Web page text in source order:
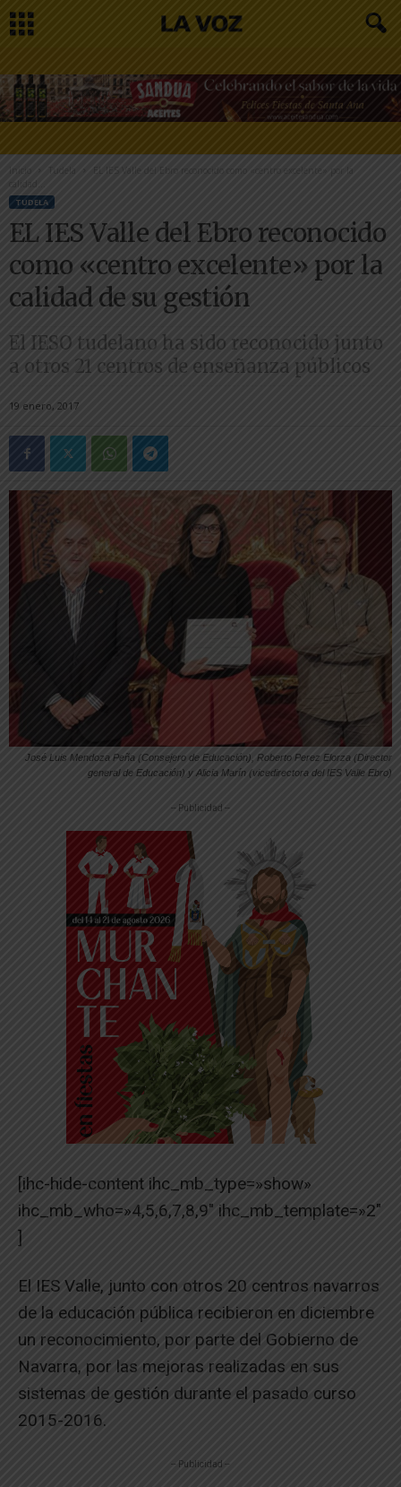
Inicio Tudela
EL IES Valle del Ebro reconocido como «centro excelente» por la
calidad...
TUDELA
EL IES Valle del Ebro reconocido
como «centro excelente» por la
calidad de su gestión
El IESO tudelano ha sido reconocido junto
a otros 21 centros de enseñanza públicos
19 enero, 2017
José Luis Mendoza Peña (Consejero de Educación), Roberto Perez Elorza (Director
general de Educación) y Alicia Marín (vicedirectora del IES Valle Ebro)
-- Publicidad --
[ihc-hide-content ihc_mb_type=»show»
ihc_mb_who=»4,5,6,7,8,9″ ihc_mb_template=»2″
]
El IES Valle, junto con otros 20 centros navarros
de la educación pública recibieron en diciembre
un reconocimiento, por parte del Gobierno de
Navarra, por las mejoras realizadas en sus
sistemas de gestión durante el pasado curso
2015-2016.
-- Publicidad --